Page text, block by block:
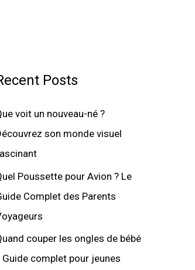
Posts
voit un nouveau-né ?
son monde visuel
Poussette pour Avion ? Le
Complet des Parents
couper les ongles de bébé
Guide complet pour jeunes